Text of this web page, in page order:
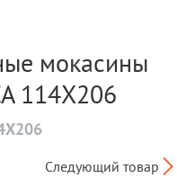
мокасины
114X206
Следующий товар